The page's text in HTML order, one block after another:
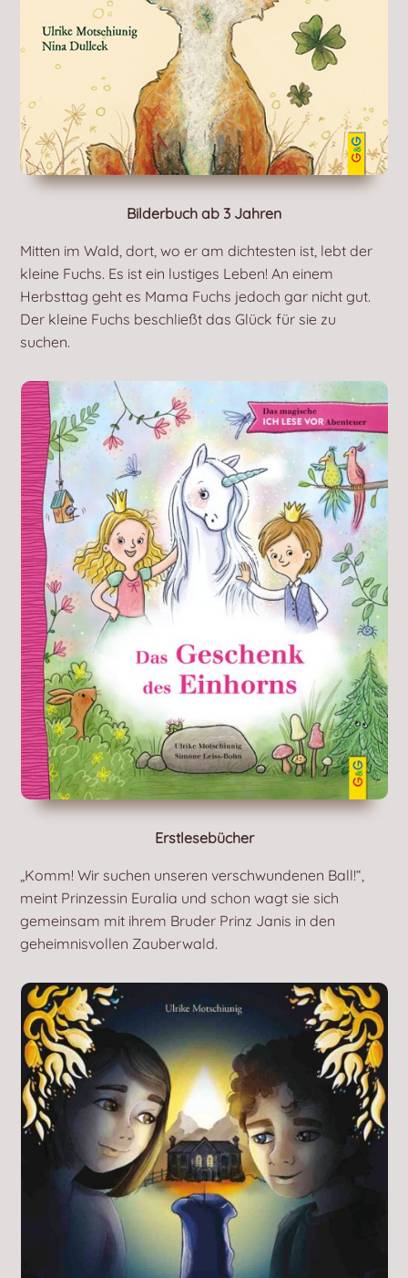
Bilderbuch ab 3 Jahren
Mitten im Wald, dort, wo er am dichtesten ist, lebt der
kleine Fuchs. Es ist ein lustiges Leben! An einem
Herbsttag geht es Mama Fuchs jedoch gar nicht gut.
Der kleine Fuchs beschließt das Glück für sie zu
suchen.
Erstlesebücher
„Komm! Wir suchen unseren verschwundenen Ball!“,
meint Prinzessin Euralia und schon wagt sie sich
gemeinsam mit ihrem Bruder Prinz Janis in den
geheimnisvollen Zauberwald.